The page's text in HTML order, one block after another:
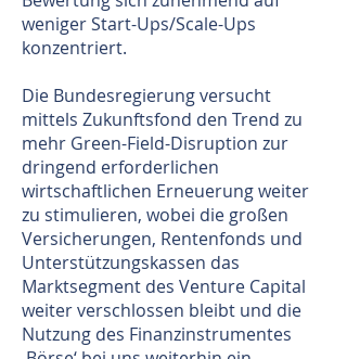
weniger Start-Ups/Scale-Ups
konzentriert.
Die Bundesregierung versucht
mittels Zukunftsfond den Trend zu
mehr Green-Field-Disruption zur
dringend erforderlichen
wirtschaftlichen Erneuerung weiter
zu stimulieren, wobei die großen
Versicherungen, Rentenfonds und
Unterstützungskassen das
Marktsegment des Venture Capital
weiter verschlossen bleibt und die
Nutzung des Finanzinstrumentes